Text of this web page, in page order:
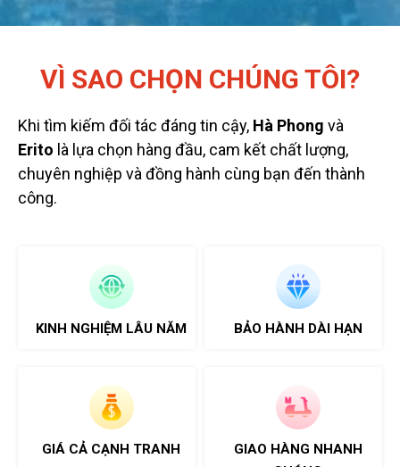
VÌ SAO CHỌN CHÚNG TÔI?
Khi tìm kiếm đối tác đáng tin cậy, Hà Phong và
Erito là lựa chọn hàng đầu, cam kết chất lượng,
chuyên nghiệp và đồng hành cùng bạn đến thành
công.
KINH NGHIỆM LÂU NĂM BẢO HÀNH DÀI HẠN
GIÁ CẢ CẠNH TRANH
GIAO HÀNG NHANH